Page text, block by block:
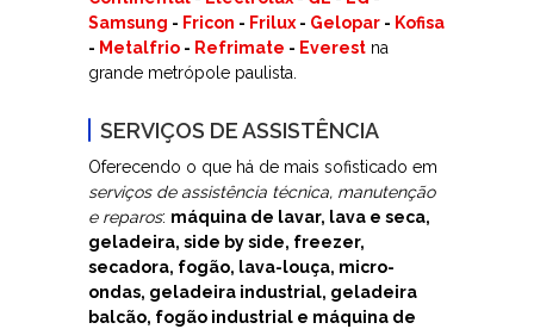
Samsung - Fricon - Frilux- Gelopar - Kofisa
- Metalfrio - Refrimate - Everest na
grande metrópole paulista.
SERVIÇOS DE ASSISTÊNCIA
Oferecendo o que há de mais sofisticado em
serviços de assistência técnica, manutenção
e reparos: máquina de lavar, lava e seca,
geladeira, side by side, freezer,
secadora, fogão, lava-louça, micro-
ondas, geladeira industrial, geladeira
balcão, fogão industrial e máquina de